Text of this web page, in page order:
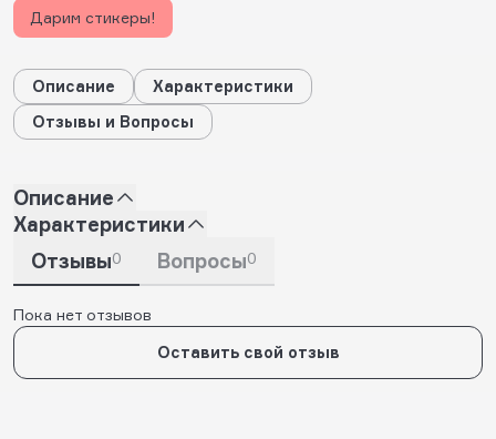
Дарим стикеры!
Описание
Характеристики
Отзывы и Вопросы
Описание
Характеристики
Отзывы0 Вопросы0
Пока нет отзывов
Оставить свой отзыв